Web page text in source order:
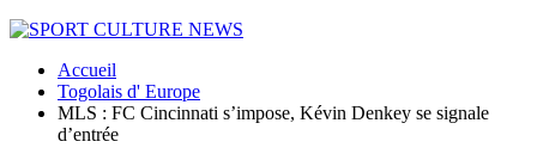
Accueil
Togolais d' Europe
MLS : FC Cincinnati s’impose, Kévin Denkey se signale
d’entrée